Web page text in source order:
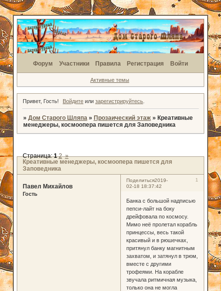
Форум Участники Правила Регистрация Войти
Активные темы
Привет, Гость! Войдите илизарегистрируйтесь
» Дом Старого Шляпа » Прозаический этаж » Креативные
менеджеры, космоопера пишется для Заповедника
Креативные менеджеры, космоопера пишется для
Заповедника
Страница:1 2 »
Поделиться 1
2019-
02-18 18:37:42
Павел Михайлов
Гость
Банка с большой надписью
пепси-лайт на боку
дрейфовала по космосу.
Мимо неё пролетал корабль
принцессы, весь такой
красивый и в рюшечках,
притянул банку магнитным
захватом, и затянул в трюм,
вместе с другими
трофеями. На корабле
звучала ритмичная музыка,
только она не могла